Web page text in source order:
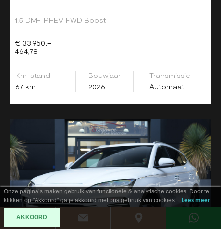
1.5 DM-i PHEV FWD Boost
€ 33.950,-
464,78
Km-stand
67 km
Bouwjaar
2026
Transmissie
Automaat
Onze pagina’s maken gebruik van functionele & analytische cookies. Door te
klikken op "Akkoord" ga je akkoord met ons gebruik van cookies.
Lees meer
AKKOORD